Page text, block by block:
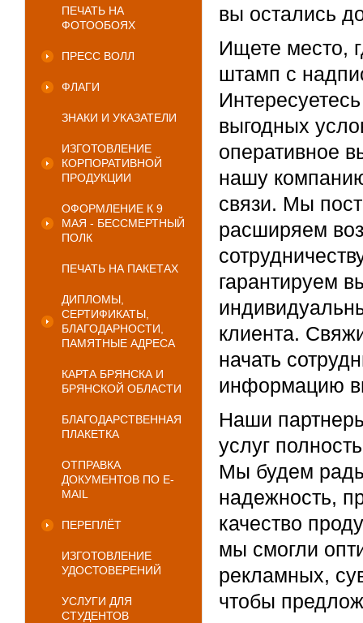
ПЕЧАТЬ НА
ФОТООБОЯХ
ПРЕСС ВОЛЛ
ФЛАГИ
ЗНАКИ И УКАЗАТЕЛИ
ИЗГОТОВЛЕНИЕ
КОРПОРАТИВНОЙ
ПРОДУКЦИИ
ОФОРМЛЕНИЕ К 9
МАЯ - БЕССМЕРТНЫЙ
ПОЛК
ПЕЧАТЬ НА ПАКЕТАХ
ДИПЛОМЫ,
СЕРТИФИКАТЫ,
БЛАГОДАРНОСТИ,
ПАМЯТНЫЕ АДРЕСА
КАРТА БРЯНСКА И
БРЯНСКОЙ ОБЛАСТИ
БЛАГОДАРСТВЕННАЯ
ПЛАКЕТКА
ОТПРАВКА
ДОКУМЕНТОВ ПО E-
MAIL
ПЕРЕПЛЁТ
ИЗГОТОВЛЕНИЕ
УДОСТОВЕРЕНИЙ
УСЛУГИ ДЛЯ
СТУДЕНТОВ
вы остались
Ищете место,
штамп с
выгодных
оперативное
нашу
связи. Мы
расширяем
гарантируем
клиента.
начать
информацию
Наши
услуг
Мы будем
надежность,
качество
мы смогли
рекламных,
чтобы